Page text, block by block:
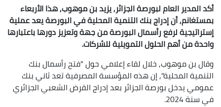
أكد المدير العام لبورصة الجزائر, يزيد بن موهوب, هذا الأربعاء
بمستغانم, أن إدراج بنك التنمية المحلية في البورصة يعد عملية
إستراتيجية لرفع رأسمال البورصة من جهة وتعزيز دورها باعتبارها
واحدة من أهم الحلول التمويلية للشركات.
وقال بن موهوب, خلال لقاء إعلامي حول "فتح رأسمال بنك
التنمية المحلية", إن هذه المؤسسة المصرفية تعد ثاني بنك
عمومي يدخل بورصة الجزائر بعد إدراج القرض الشعبي الجزائري
في سنة 2024.